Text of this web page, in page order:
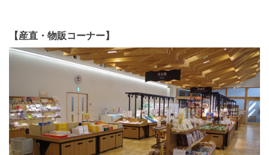
【産直・物販コーナー】